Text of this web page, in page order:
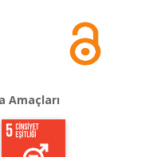
Amaçları